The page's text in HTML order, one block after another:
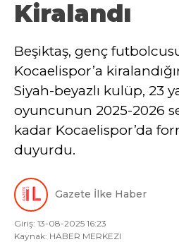
Kiralandı
Beşiktaş, genç
Kocaelispor’a
Siyah-beyazlı kulüp, 23
oyuncunun 2025-2026
kadar Kocaelispor’da
duyurdu.
Gazete İlke Haber
Giriş: 13-08-2025 16:23
Kaynak: HABER MERKEZI